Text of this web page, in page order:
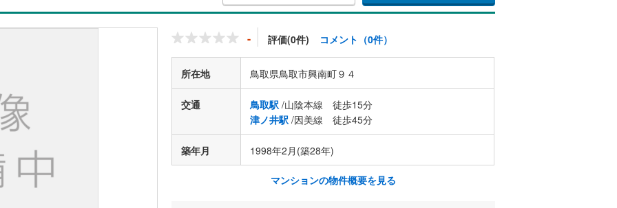
- 評価(0件) コメント（0件）
所在地 鳥取県鳥取市興南町９４
交通 鳥取駅 /山陰本線 徒歩15分
津ノ井駅 /因美線 徒歩45分
築年月 1998年2月(築28年)
マンションの物件概要を見る